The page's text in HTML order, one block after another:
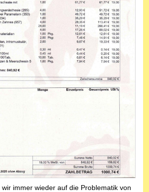
immer wieder auf die Problematik von